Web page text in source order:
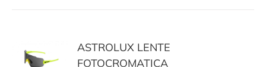
ASTROLUX LENTE
FOTOCROMATICA